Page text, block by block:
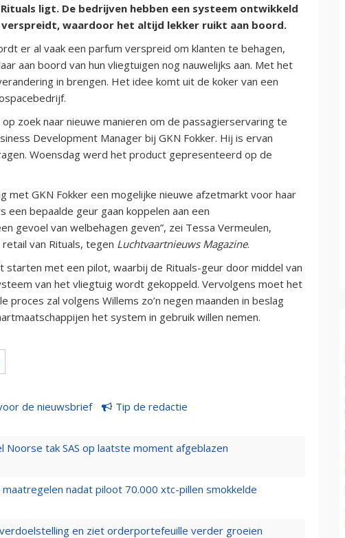
ligt. De bedrijven hebben een systeem ontwikkeld
waardoor het altijd lekker ruikt aan boord.
er al vaak een parfum verspreid om klanten te behagen,
aan boord van hun vliegtuigen nog nauwelijks aan. Met het
in brengen. Het idee komt uit de koker van een
zoek naar nieuwe manieren om de passagierservaring te
Development Manager bij GKN Fokker. Hij is ervan
Woensdag werd het product gepresenteerd op de
met GKN Fokker een mogelijke nieuwe afzetmarkt voor haar
een bepaalde geur gaan koppelen aan een
gevoel van welbehagen geven”, zei Tessa Vermeulen,
van Rituals, tegen Luchtvaartnieuws Magazine.
starten met een pilot, waarbij de Rituals-geur door middel van
van het vliegtuig wordt gekoppeld. Vervolgens moet het
zal volgens Willems zo’n negen maanden in beslag
het system in gebruik willen nemen.
de nieuwsbrief Tip de redactie
Noorse tak SAS op laatste moment afgeblazen
maatregelen nadat piloot 70.000 xtc-pillen smokkelde
en ziet orderportefeuille verder groeien